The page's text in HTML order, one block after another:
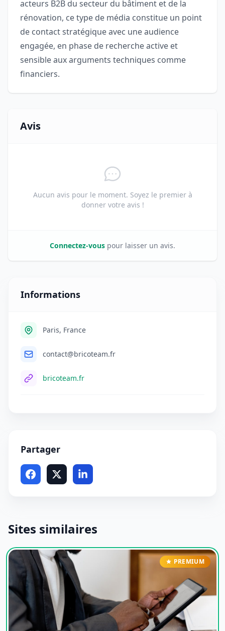
acteurs B2B du secteur du bâtiment et de la
rénovation, ce type de média constitue un point
de contact stratégique avec une audience
engagée, en phase de recherche active et
sensible aux arguments techniques comme
financiers.
Avis
Aucun avis pour le moment. Soyez le premier à
donner votre avis !
Connectez-vous pour laisser un avis.
Informations
Paris, France
contact@bricoteam.fr
bricoteam.fr
Partager
Sites similaires
PREMIUM